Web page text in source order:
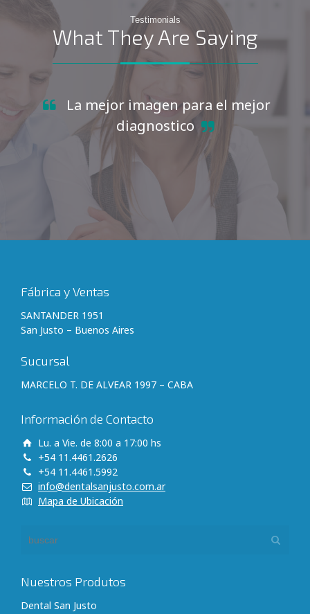
Testimonials
What They Are Saying
La mejor imagen para el mejor
diagnostico
Fábrica y Ventas
SANTANDER 1951
San Justo – Buenos Aires
Sucursal
MARCELO T. DE ALVEAR 1997 – CABA
Información de Contacto
Lu. a Vie. de 8:00 a 17:00 hs
+54 11.4461.2626
+54 11.4461.5992
info@dentalsanjusto.com.ar
Mapa de Ubicación
Nuestros Produtos
Dental San Justo